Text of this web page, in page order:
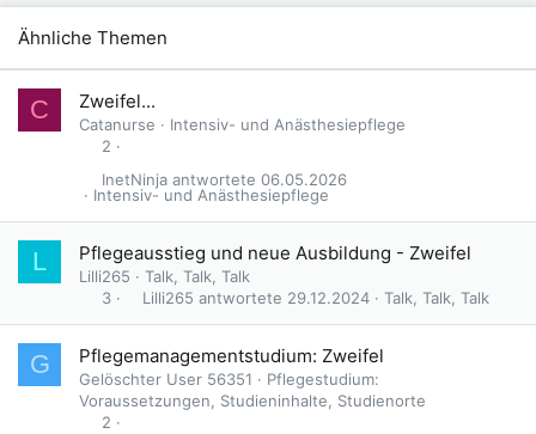
Ähnliche Themen
C Zweifel...
Catanurse
Intensiv- und Anästhesiepflege
2
Intensiv- und Anästhesiepflege
06.05.2026
InetNinja
L Pflegeausstieg und neue Ausbildung - Zweifel
Lilli265
Talk, Talk, Talk
3
Talk, Talk, Talk
29.12.2024
Lilli265
G Pflegemanagementstudium: Zweifel
Gelöschter User 56351
Pflegestudium:
Voraussetzungen, Studieninhalte, Studienorte
2